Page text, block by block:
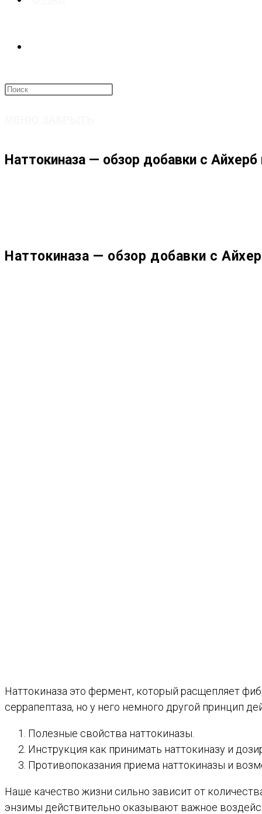
ПОИСК
Наттокиназа — обзор добавки с
Наттокиназа — обзор добавки с
Наттокиназа это фермент, который расщепляет
серрапептаза, но у него немного другой принцип
Полезные свойства наттокиназы.
Инструкция как принимать наттокиназу и
Противопоказания приема наттокиназы и
Наше качество жизни сильно зависит от
энзимы действительно оказывают важное